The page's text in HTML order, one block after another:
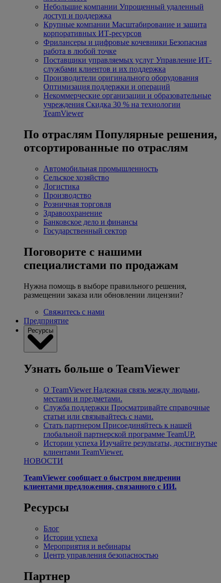
Небольшие компании Упрощенный удаленный
доступ и поддержка
Крупные компании Масштабирование и защита
корпоративных ИТ-ресурсов
Фрилансеры и цифровые кочевники Безопасная
работа в любой точке
Поставщики управляемых услуг Управление ИТ-
службами клиентов и их поддержка
Производители оригинального оборудования
Оптимизация поддержки и операций
Некоммерческие организации и образовательные
учреждения Скидка 30 % на технологии
TeamViewer
По отраслям Популярные решения,
отсортированные по отраслям
Автомобильная промышленность
Сельское хозяйство
Логистика
Производство
Розничная торговля
Здравоохранение
Банковское дело и финансы
Государственный сектор
Поговорите с нашими
специалистами по продажам
Нужна помощь в выборе правильного решения,
размещении заказа или обновлении лицензии?
Свяжитесь с нами
Предприятие
Ресурсы
Узнать больше о TeamViewer
О TeamViewer Надежная связь между людьми,
местами и предметами.
Служба поддержки Просматривайте справочные
статьи или связывайтесь с нами.
Стать партнером Присоединяйтесь к нашей
глобальной партнерской программе TeamUP.
Истории успеха Изучайте результаты, достигнутые
клиентами TeamViewer.
НОВОСТИ
TeamViewer сообщает о быстром внедрении
клиентами предложения, связанного с ИИ.
Ресурсы
Блог
Истории успеха
Мероприятия и вебинары
Центр управления безопасностью
Партнер